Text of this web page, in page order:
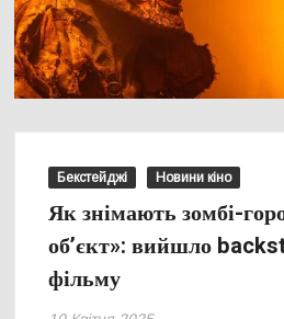
Бекстейджі Новини кіно
Як знімають зомбі-
об’єкт»: вийшло
фільму